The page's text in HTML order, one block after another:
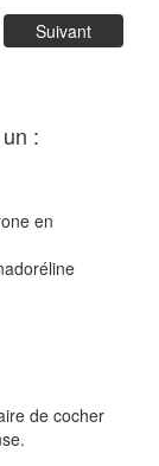
Suivant
:
en
de cocher